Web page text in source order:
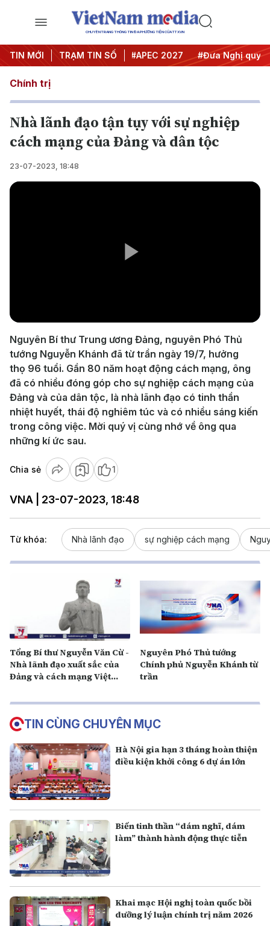
CHUYÊN TRANG THÔNG TIN ĐA PHƯƠNG TIỆN CỦA TTXVN
TIN MỚI TRẠM TIN SỐ
#Hội nghị Trung ương 3 #APEC 2027 #Đưa Nghị quyết
Chính trị
Nhà lãnh đạo tận tụy với sự nghiệp
cách mạng của Đảng và dân tộc
23-07-2023, 18:48
Video
Nguyên Bí thư Trung ương Đảng, nguyên Phó Thủ
tướng Nguyễn Khánh đã từ trần ngày 19/7, hưởng
thọ 96 tuổi. Gần 80 năm hoạt động cách mạng, ông
đã có nhiều đóng góp cho sự nghiệp cách mạng của
Đảng và của dân tộc, là nhà lãnh đạo có tinh thần
nhiệt huyết, thái độ nghiêm túc và có nhiều sáng kiến
trong công việc. Mời quý vị cùng nhớ về ông qua
những kí ức sau.
Chia sẻ 1
VNA | 23-07-2023, 18:48
Từ khóa: Nhà lãnh đạo sự nghiệp cách mạng
Tổng Bí thư Nguyễn Văn Cừ -
Nhà lãnh đạo xuất sắc của
Đảng và cách mạng Việt
Nguyên Phó Thủ tướng
Chính phủ Nguyễn Khánh từ
trần
TIN CÙNG CHUYÊN MỤC
Hà Nội gia hạn 3 tháng hoàn thiện
điều kiện khởi công 6 dự án lớn
Biến tinh thần “dám nghĩ, dám
làm” thành hành động thực tiễn
Khai mạc Hội nghị toàn quốc bồi
dưỡng lý luận chính trị năm 2026